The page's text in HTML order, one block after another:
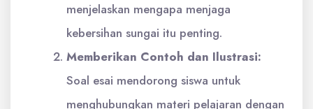
menjelaskan mengapa menjaga
kebersihan sungai itu penting.
Memberikan Contoh dan Ilustrasi:
Soal esai mendorong siswa untuk
menghubungkan materi pelajaran dengan